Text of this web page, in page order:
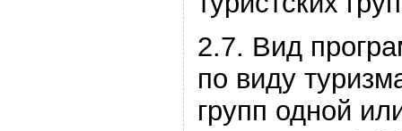
2.7. Вид
по виду
групп одной